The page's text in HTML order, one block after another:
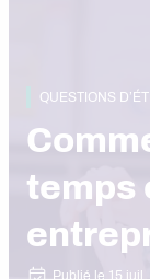
QUESTIONS
temps
Publié le 15 juil.